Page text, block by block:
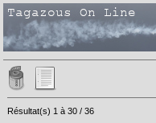
Résultat(s) 1 à 30 / 36